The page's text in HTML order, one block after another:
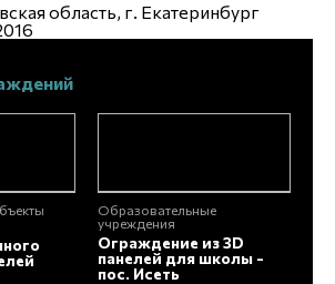
область, г. Екатеринбург
Образовательные
учреждения
Ограждение из 3D
панелей для школы -
пос. Исеть